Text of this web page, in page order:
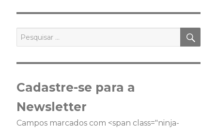
por:
Cadastre-se para a
Newsletter
Campos marcados com <span class="ninja-